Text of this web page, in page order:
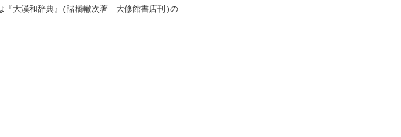
漢和辞典』(諸橋轍次著　大修館書店刊)の